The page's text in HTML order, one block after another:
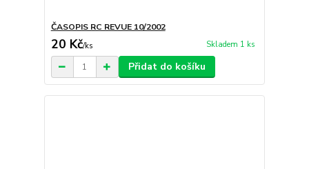
ČASOPIS RC REVUE 10/2002
20 Kč/ks Skladem 1 ks
Přidat do košíku